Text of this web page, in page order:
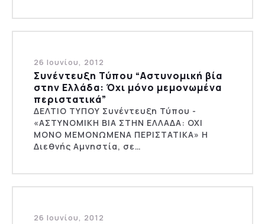
26 Ιουνίου, 2012
Συνέντευξη Τύπου “Αστυνομική βία
στην Ελλάδα: Όχι μόνο μεμονωμένα
περιστατικά”
ΔΕΛΤΙΟ ΤΥΠΟΥ Συνέντευξη Τύπου -
«ΑΣΤΥΝΟΜΙΚΗ ΒΙΑ ΣΤΗΝ ΕΛΛΑΔΑ: ΟΧΙ
ΜΟΝΟ ΜΕΜΟΝΩΜΕΝΑ ΠΕΡΙΣΤΑΤΙΚΑ» Η
Διεθνής Αμνηστία, σε…
26 Ιουνίου, 2012